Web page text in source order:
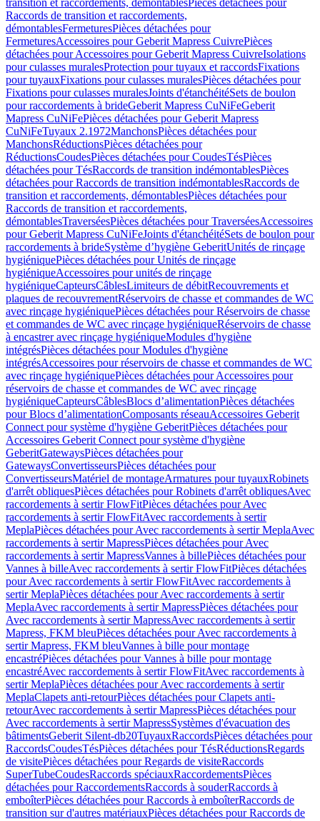
transition et raccordements, démontablesPièces détachées pour
Raccords de transition et raccordements,
démontablesFermeturesPièces détachées pour
FermeturesAccessoires pour Geberit Mapress CuivrePièces
détachées pour Accessoires pour Geberit Mapress CuivreIsolations
pour culasses muralesProtection pour tuyaux et raccordsFixations
pour tuyauxFixations pour culasses muralesPièces détachées pour
Fixations pour culasses muralesJoints d'étanchéitéSets de boulon
pour raccordements à brideGeberit Mapress CuNiFeGeberit
Mapress CuNiFePièces détachées pour Geberit Mapress
CuNiFeTuyaux 2.1972ManchonsPièces détachées pour
ManchonsRéductionsPièces détachées pour
RéductionsCoudesPièces détachées pour CoudesTésPièces
détachées pour TésRaccords de transition indémontablesPièces
détachées pour Raccords de transition indémontablesRaccords de
transition et raccordements, démontablesPièces détachées pour
Raccords de transition et raccordements,
démontablesTraverséesPièces détachées pour TraverséesAccessoires
pour Geberit Mapress CuNiFeJoints d'étanchéitéSets de boulon pour
raccordements à brideSystème d’hygiène GeberitUnités de rinçage
hygiéniquePièces détachées pour Unités de rinçage
hygiéniqueAccessoires pour unités de rinçage
hygiéniqueCapteursCâblesLimiteurs de débitRecouvrements et
plaques de recouvrementRéservoirs de chasse et commandes de WC
avec rinçage hygiéniquePièces détachées pour Réservoirs de chasse
et commandes de WC avec rinçage hygiéniqueRéservoirs de chasse
à encastrer avec rinçage hygiéniqueModules d'hygiène
intégrésPièces détachées pour Modules d'hygiène
intégrésAccessoires pour réservoirs de chasse et commandes de WC
avec rinçage hygiéniquePièces détachées pour Accessoires pour
réservoirs de chasse et commandes de WC avec rinçage
hygiéniqueCapteursCâblesBlocs d’alimentationPièces détachées
pour Blocs d’alimentationComposants réseauAccessoires Geberit
Connect pour système d'hygiène GeberitPièces détachées pour
Accessoires Geberit Connect pour système d'hygiène
GeberitGatewaysPièces détachées pour
GatewaysConvertisseursPièces détachées pour
ConvertisseursMatériel de montageArmatures pour tuyauxRobinets
d'arrêt obliquesPièces détachées pour Robinets d'arrêt obliquesAvec
raccordements à sertir FlowFitPièces détachées pour Avec
raccordements à sertir FlowFitAvec raccordements à sertir
MeplaPièces détachées pour Avec raccordements à sertir MeplaAvec
raccordements à sertir MapressPièces détachées pour Avec
raccordements à sertir MapressVannes à billePièces détachées pour
Vannes à billeAvec raccordements à sertir FlowFitPièces détachées
pour Avec raccordements à sertir FlowFitAvec raccordements à
sertir MeplaPièces détachées pour Avec raccordements à sertir
MeplaAvec raccordements à sertir MapressPièces détachées pour
Avec raccordements à sertir MapressAvec raccordements à sertir
Mapress, FKM bleuPièces détachées pour Avec raccordements à
sertir Mapress, FKM bleuVannes à bille pour montage
encastréPièces détachées pour Vannes à bille pour montage
encastréAvec raccordements à sertir FlowFitAvec raccordements à
sertir MeplaPièces détachées pour Avec raccordements à sertir
MeplaClapets anti-retourPièces détachées pour Clapets anti-
retourAvec raccordements à sertir MapressPièces détachées pour
Avec raccordements à sertir MapressSystèmes d'évacuation des
bâtimentsGeberit Silent-db20TuyauxRaccordsPièces détachées pour
RaccordsCoudesTésPièces détachées pour TésRéductionsRegards
de visitePièces détachées pour Regards de visiteRaccords
SuperTubeCoudesRaccords spéciauxRaccordementsPièces
détachées pour RaccordementsRaccords à souderRaccords à
emboîterPièces détachées pour Raccords à emboîterRaccords de
transition sur d'autres matériauxPièces détachées pour Raccords de